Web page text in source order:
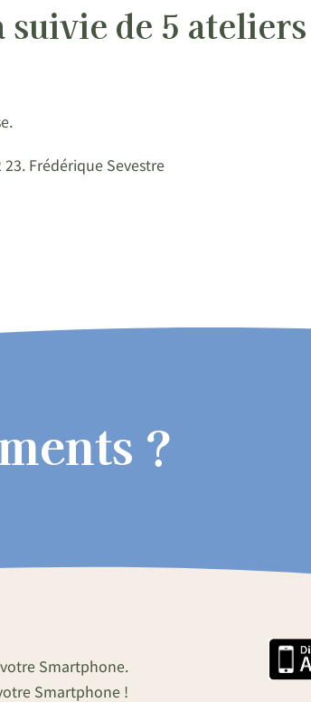
de 5
Frédérique Sevestre
?
Smartphone.
Smartphone !